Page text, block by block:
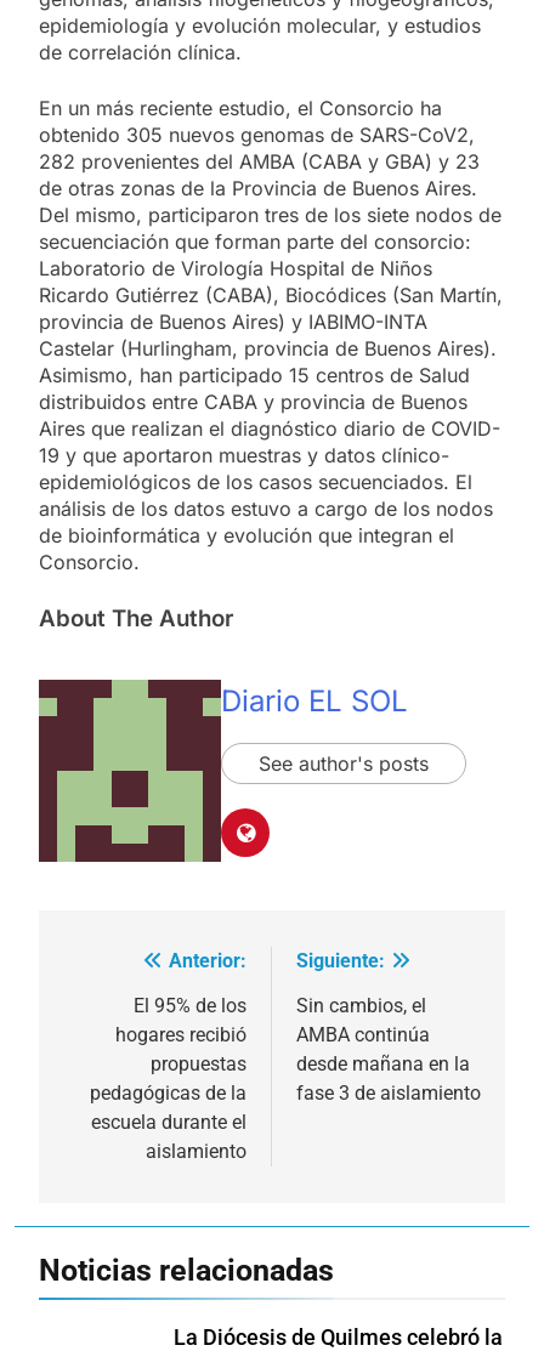
epidemiología y evolución molecular, y estudios
de correlación clínica.
En un más reciente estudio, el Consorcio ha
obtenido 305 nuevos genomas de SARS-CoV2,
282 provenientes del AMBA (CABA y GBA) y 23
de otras zonas de la Provincia de Buenos Aires.
Del mismo, participaron tres de los siete nodos de
secuenciación que forman parte del consorcio:
Laboratorio de Virología Hospital de Niños
Ricardo Gutiérrez (CABA), Biocódices (San Martín,
provincia de Buenos Aires) y IABIMO-INTA
Castelar (Hurlingham, provincia de Buenos Aires).
Asimismo, han participado 15 centros de Salud
distribuidos entre CABA y provincia de Buenos
Aires que realizan el diagnóstico diario de COVID-
19 y que aportaron muestras y datos clínico-
epidemiológicos de los casos secuenciados. El
análisis de los datos estuvo a cargo de los nodos
de bioinformática y evolución que integran el
Consorcio.
About The Author
Diario EL SOL
See author's posts
Navegación
entradas
Anterior:
El 95% de los
hogares recibió
propuestas
pedagógicas de la
escuela durante el
aislamiento
Siguiente:
Sin cambios, el
AMBA continúa
desde mañana en la
fase 3 de aislamiento
Noticias relacionadas
La Diócesis de Quilmes celebró la